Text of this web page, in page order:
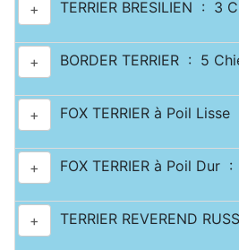
+ TERRIER BRESILIEN : 3
+ BORDER TERRIER : 5
+ FOX TERRIER à Poil
+ FOX TERRIER à Poil Dur
+ TERRIER REVEREND